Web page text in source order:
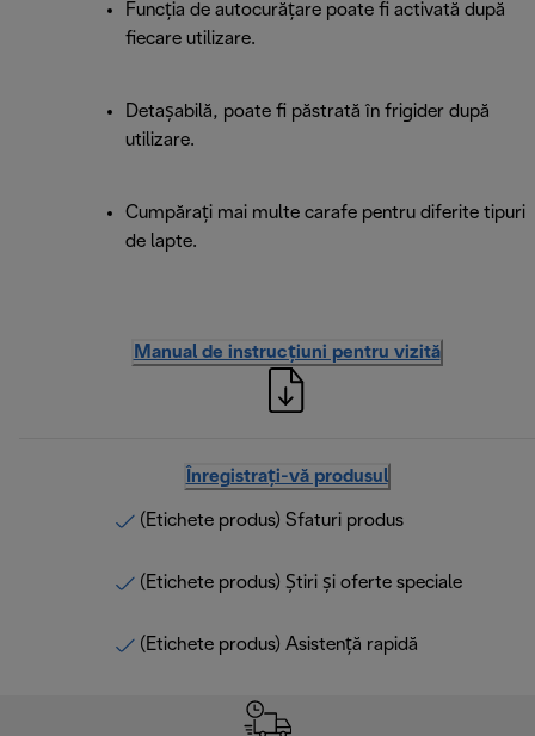
Funcția de autocurățare poate fi activată după
fiecare utilizare.
Detașabilă, poate fi păstrată în frigider după
utilizare.
Cumpărați mai multe carafe pentru diferite tipuri
de lapte.
Manual de instrucțiuni pentru vizită
Înregistrați-vă produsul
(Etichete produs) Sfaturi produs
(Etichete produs) Știri și oferte speciale
(Etichete produs) Asistență rapidă